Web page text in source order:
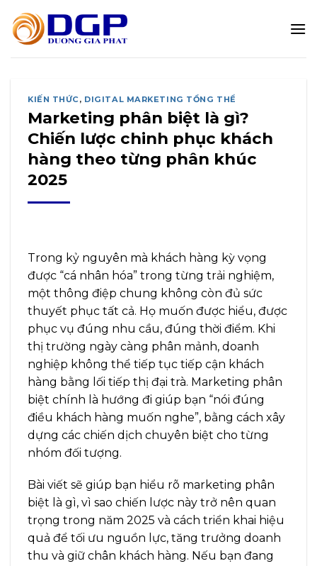
qua
dung
KIẾN THỨC, DIGITAL MARKETING TỔNG THỂ
Marketing phân biệt là gì?
Chiến lược chinh phục khách
hàng theo từng phân khúc
2025
Trong kỷ nguyên mà khách hàng kỳ vọng
được “cá nhân hóa” trong từng trải nghiệm,
một thông điệp chung không còn đủ sức
thuyết phục tất cả. Họ muốn được hiểu, được
phục vụ đúng nhu cầu, đúng thời điểm. Khi
thị trường ngày càng phân mảnh, doanh
nghiệp không thể tiếp tục tiếp cận khách
hàng bằng lối tiếp thị đại trà. Marketing phân
biệt chính là hướng đi giúp bạn “nói đúng
điều khách hàng muốn nghe”, bằng cách xây
dựng các chiến dịch chuyên biệt cho từng
nhóm đối tượng.
Bài viết sẽ giúp bạn hiểu rõ marketing phân
biệt là gì, vì sao chiến lược này trở nên quan
trọng trong năm 2025 và cách triển khai hiệu
quả để tối ưu nguồn lực, tăng trưởng doanh
thu và giữ chân khách hàng. Nếu bạn đang